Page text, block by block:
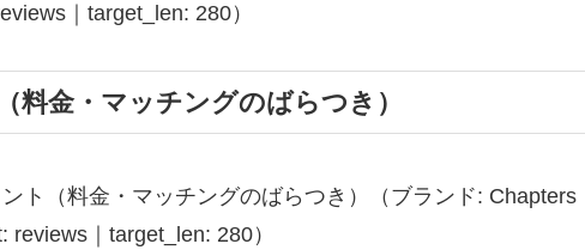
｜target_len: 280）
料金・マッチングのばらつき）
ト（料金・マッチングのばらつき）（ブランド: Chapters
reviews｜target_len: 280）